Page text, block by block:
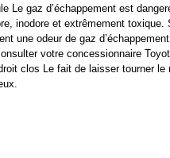
Le gaz d’échappement est
inodore et extrêmement
une odeur de gaz
votre concessionnaire
clos Le fait de laisser tourner